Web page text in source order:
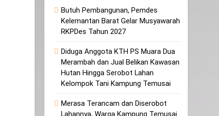
Butuh Pembangunan, Pemdes
Kelemantan Barat Gelar Musyawarah
RKPDes Tahun 2027
Diduga Anggota KTH PS Muara Dua
Merambah dan Jual Belikan Kawasan
Hutan Hingga Serobot Lahan
Kelompok Tani Kampung Temusai
Merasa Terancam dan Diserobot